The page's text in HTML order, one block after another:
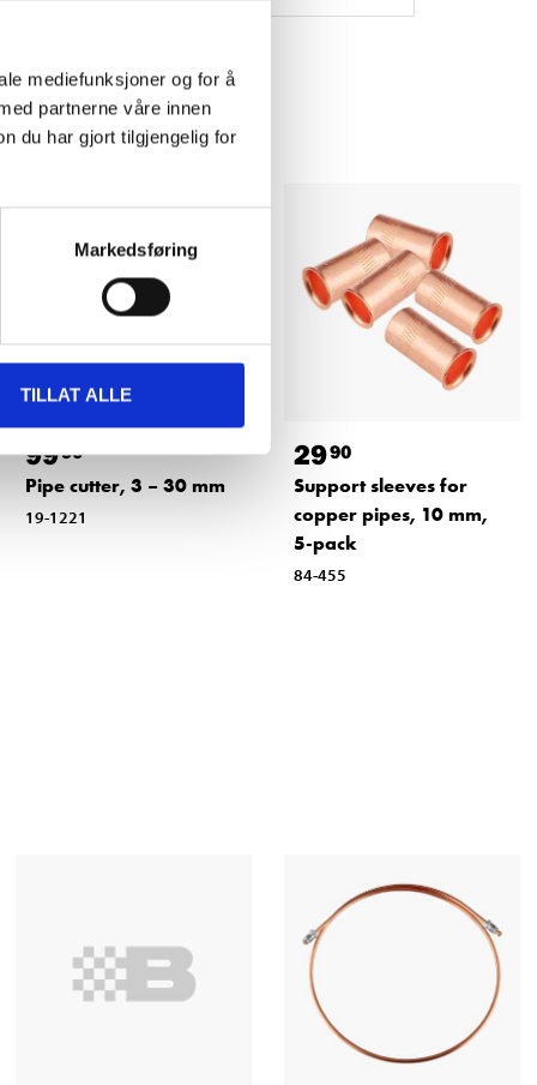
mediefunksjoner og for å
partnerne våre innen
du har gjort tilgjengelig for
Markedsføring
TILLAT ALLE
9990
Pipe cutter, 3 – 30 mm
19-1221
2990
Support sleeves for
copper pipes, 10 mm,
5-pack
84-455